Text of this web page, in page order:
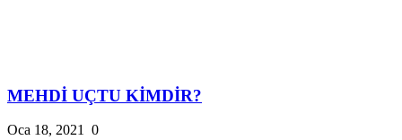
MEHDİ UÇTU KİMDİR?
Oca 18, 2021 0